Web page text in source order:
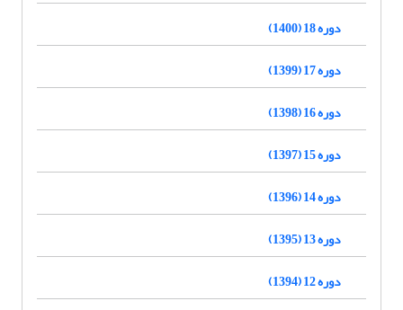
دوره 18 (1400)
دوره 17 (1399)
دوره 16 (1398)
دوره 15 (1397)
دوره 14 (1396)
دوره 13 (1395)
دوره 12 (1394)